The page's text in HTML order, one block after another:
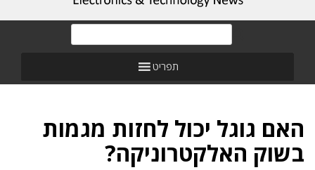
תפריט
האם גוגל יכול לחזות מגמות
בשוק האלקטרוניקה?